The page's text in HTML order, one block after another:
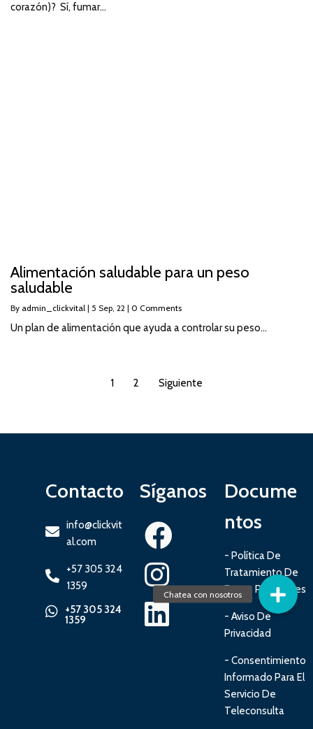
corazón)? Sí, fumar…
Alimentación saludable para un peso
saludable
By admin_clickvital | 5 Sep, 22 | 0 Comments
Un plan de alimentación que ayuda a controlar su peso…
1 2 Siguiente
Contacto
info@clickvit
al.com
+57 305 324
1359
+57 305 324
1359
Síganos
Docume
ntos
- Política De
Tratamiento De
Datos Personales
- Aviso De
Privacidad
- Consentimiento
Informado Para El
Servicio De
Teleconsulta